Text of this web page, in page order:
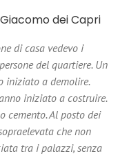
dei Capri
di casa vedevo i
del quartiere. Un
iniziato a demolire.
iniziato a costruire.
cemento. Al posto dei
che non
tra i palazzi, senza